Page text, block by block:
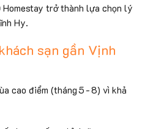
Homestay trở thành lựa chọn lý
Hy.
sạn gần Vịnh
cao điểm (tháng 5 - 8) vì khả